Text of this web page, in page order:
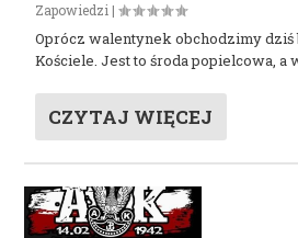
Zapowiedzi |
Oprócz walentynek obchodzimy
Kościele. Jest to środa popielcowa, a
CZYTAJ WIĘCEJ